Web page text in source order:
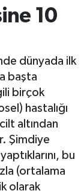
10
dünyada ilk
başta
birçok
hastalığı
altından
Şimdiye
bu
(ortalama
olarak